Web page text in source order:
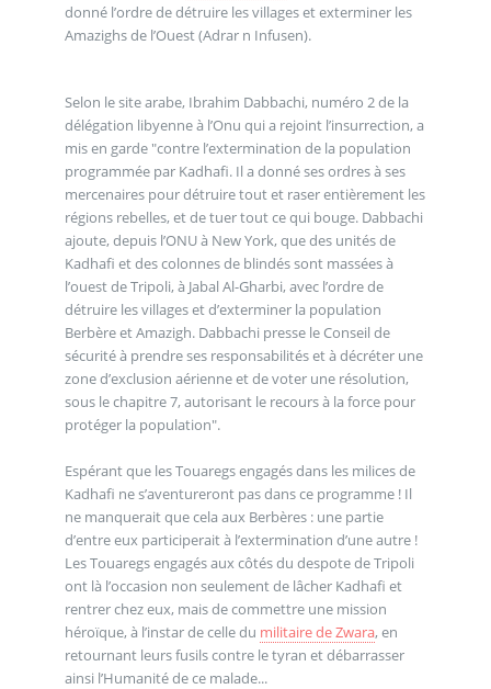
donné l’ordre de détruire les villages et exterminer les
Amazighs de l’Ouest (Adrar n Infusen).
Selon le site arabe, Ibrahim Dabbachi, numéro 2 de la
délégation libyenne à l’Onu qui a rejoint l’insurrection, a
mis en garde "contre l’extermination de la population
programmée par Kadhafi. Il a donné ses ordres à ses
mercenaires pour détruire tout et raser entièrement les
régions rebelles, et de tuer tout ce qui bouge. Dabbachi
ajoute, depuis l’ONU à New York, que des unités de
Kadhafi et des colonnes de blindés sont massées à
l’ouest de Tripoli, à Jabal Al-Gharbi, avec l’ordre de
détruire les villages et d’exterminer la population
Berbère et Amazigh. Dabbachi presse le Conseil de
sécurité à prendre ses responsabilités et à décréter une
zone d’exclusion aérienne et de voter une résolution,
sous le chapitre 7, autorisant le recours à la force pour
protéger la population".
Espérant que les Touaregs engagés dans les milices de
Kadhafi ne s’aventureront pas dans ce programme ! Il
ne manquerait que cela aux Berbères : une partie
d’entre eux participerait à l’extermination d’une autre !
Les Touaregs engagés aux côtés du despote de Tripoli
ont là l’occasion non seulement de lâcher Kadhafi et
rentrer chez eux, mais de commettre une mission
héroïque, à l’instar de celle du militaire de Zwara, en
retournant leurs fusils contre le tyran et débarrasser
ainsi l’Humanité de ce malade...